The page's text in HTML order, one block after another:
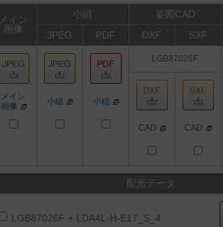
メイン
画像
小組 姿図CAD
JPEG
PDF DXF SXF
メイン
画像
小組 小組
LGB87026F
CAD CAD
配光データ
LGB87026F + LDA4L-H-E17_S_4